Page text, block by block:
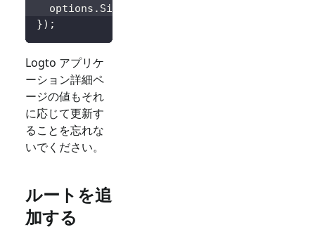
  options
. SignedOutCallbackPath
}) ;
Logto アプリケ
ーション詳細ペ
ージの値もそれ
に応じて更新す
ることを忘れな
いでください。
ルートを追
加する